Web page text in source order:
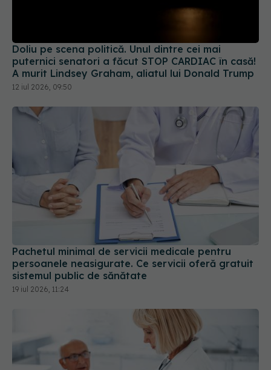
Doliu pe scena politică. Unul dintre cei mai
puternici senatori a făcut STOP CARDIAC în casă!
A murit Lindsey Graham, aliatul lui Donald Trump
12 iul 2026, 09:50
Pachetul minimal de servicii medicale pentru
persoanele neasigurate. Ce servicii oferă gratuit
sistemul public de sănătate
19 iul 2026, 11:24